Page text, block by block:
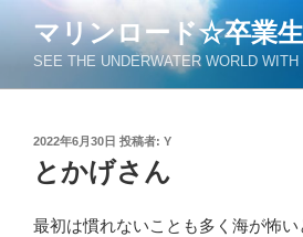
ン
マリンロード☆卒業
SEE THE UNDERWATER WORLD
投
稿
日:
2022年6月30日 投稿者: Y
とかげさん
最初は慣れないことも多く海が怖